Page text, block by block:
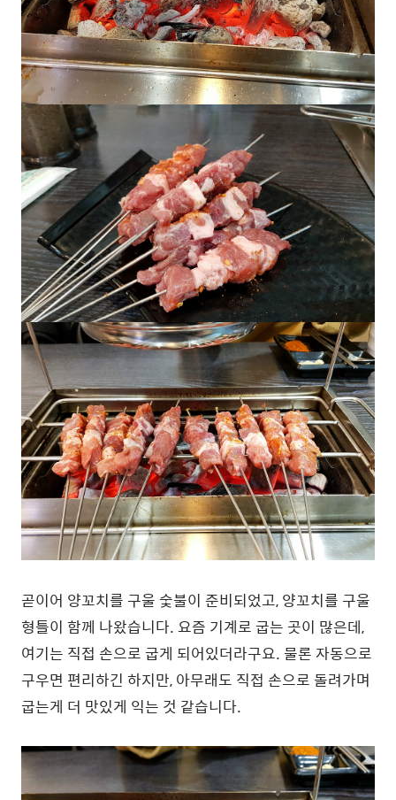
곧이어 양꼬치를 구울 숯불이 준비되었고, 양꼬치를 구울
형틀이 함께 나왔습니다. 요즘 기계로 굽는 곳이 많은데,
여기는 직접 손으로 굽게 되어있더라구요. 물론 자동으로
구우면 편리하긴 하지만, 아무래도 직접 손으로 돌려가며
굽는게 더 맛있게 익는 것 같습니다.